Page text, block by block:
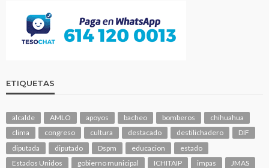
ETIQUETAS
alcalde AMLO apoyos bacheo bomberos
chihuahua
clima
congreso cultura destacado destilichadero
DIF
diputada
diputado Dspm educacion
estado
Estados Unidos
gobierno municipal ICHITAIP impas
JMAS